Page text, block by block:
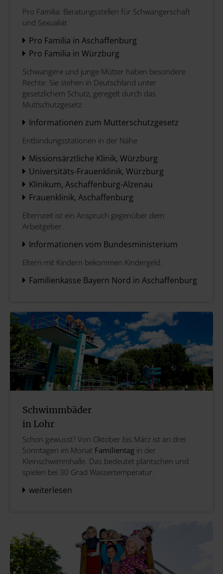
Pro Familia: Beratungsstellen für Schwangerschaft
und Sexualiät
Pro Familia in Aschaffenburg
Pro Familia in Würzburg
Schwangere und junge Mütter haben besondere
Rechte. Sie stehen in Deutschland unter
gesetzlichem Schutz, geregelt durch das
Muttschutzgesetz.
Informationen zum Mutterschutzgesetz
Entbindungsstationen in der Nähe
Missionsärztliche Klinik, Würzburg
Universitäts-Frauenklinik, Würzburg
Klinikum, Aschaffenburg-Alzenau
Frauenklinik, Aschaffenburg
Elternzeit ist ein Anspruch gegenüber dem
Arbeitgeber.
Informationen vom Bundesministerium
Eltern mit Kindern bekommen Kindergeld.
Familienkasse Bayern Nord in Aschaffenburg
Schwimmbäder
in Lohr
Schon gewusst? Von Oktober bis März ist an drei
Sonntagen im Monat Familientag in der
Kleinschwimmhalle. Das bedeutet plantschen und
spielen bei 30 Grad Wassertemperatur.
weiterlesen